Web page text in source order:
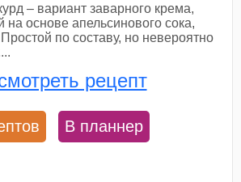
– вариант заварного крема,
на основе апельсинового сока,
по составу, но невероятно
рецепт
В планнер